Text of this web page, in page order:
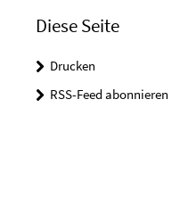
Diese Seite
Drucken
RSS-Feed abonnieren